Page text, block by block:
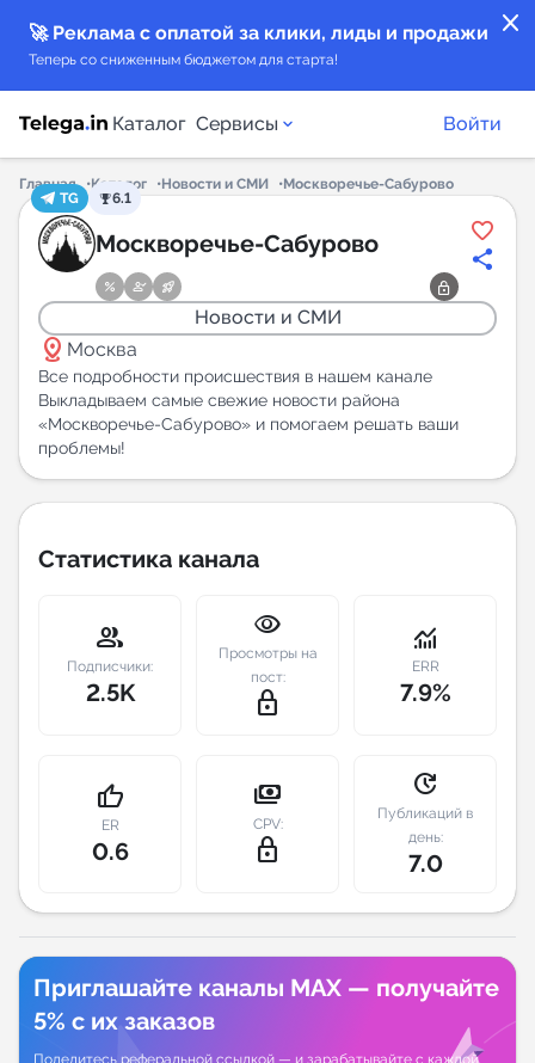
close
🚀 Реклама с оплатой за клики, лиды и продажи
Теперь со сниженным бюджетом для старта!
Каталог Сервисы
Каталог каналов
Каталог ботов
Горящие предложения
Индекс читаемости каналов в Telegram
New
Аналитика Telegram
Войти
Главная Каталог Новости и СМИ
Москворечье-Сабурово
TG
6.1
Москворечье-Сабурово
Новости и СМИ
distance Москва
Все подробности происшествия в нашем канале
Выкладываем самые свежие новости района
«Москворечье-Сабурово» и помогаем решать ваши
проблемы!
Статистика канала
group
Подписчики:
2.5K
visibility
Просмотры на
пост:
lock_outline
monitoring
ERR
7.9%
thumb_up
ER
0.6
payments
CPV:
lock_outline
update
Публикаций в
день:
7.0
Приглашайте каналы MAX — получайте
5% с их заказов
Поделитесь реферальной ссылкой — и зарабатывайте с каждой